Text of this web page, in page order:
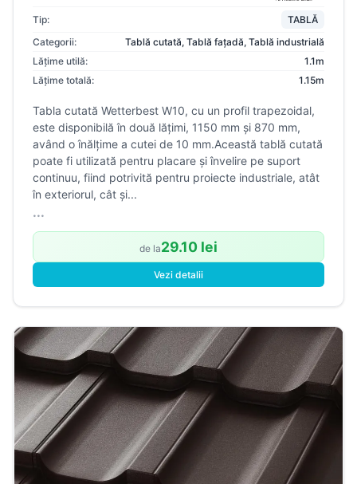
Tip:
TABLĂ
Categorii:
Tablă cutată, Tablă fațadă, Tablă industrială
Lățime utilă:
1.1m
Lățime totală:
1.15m
Tabla cutată Wetterbest W10, cu un profil trapezoidal,
este disponibilă în două lățimi, 1150 mm și 870 mm,
având o înălțime a cutei de 10 mm.Această tablă cutată
poate fi utilizată pentru placare și învelire pe suport
continuu, fiind potrivită pentru proiecte industriale, atât
în exteriorul, cât și...
...
de la29.10 lei
Vezi detalii